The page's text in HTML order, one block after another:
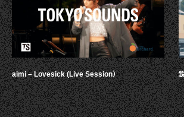
aimi – Lovesick (Live Session）